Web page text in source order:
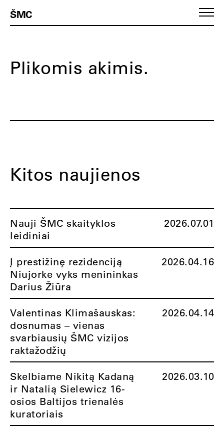
ŠMC
Plikomis akimis.
Kitos naujienos
Nauji ŠMC skaityklos
leidiniai
2026.07.01
Į prestižinę rezidenciją
Niujorke vyks menininkas
Darius Žiūra
2026.04.16
Valentinas Klimašauskas:
dosnumas – vienas
svarbiausių ŠMC vizijos
raktažodžių
2026.04.14
Skelbiame Nikitą Kadaną
ir Natalią Sielewicz 16-
osios Baltijos trienalės
kuratoriais
2026.03.10